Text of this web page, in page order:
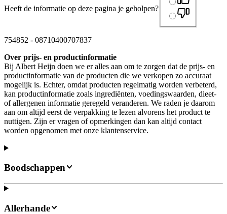
Heeft de informatie op deze pagina je geholpen?
754852 - 08710400707837
Over prijs- en productinformatie
Bij Albert Heijn doen we er alles aan om te zorgen dat de prijs- en
productinformatie van de producten die we verkopen zo accuraat
mogelijk is. Echter, omdat producten regelmatig worden verbeterd,
kan productinformatie zoals ingrediënten, voedingswaarden, dieet-
of allergenen informatie geregeld veranderen. We raden je daarom
aan om altijd eerst de verpakking te lezen alvorens het product te
nuttigen. Zijn er vragen of opmerkingen dan kan altijd contact
worden opgenomen met onze klantenservice.
Boodschappen
Allerhande